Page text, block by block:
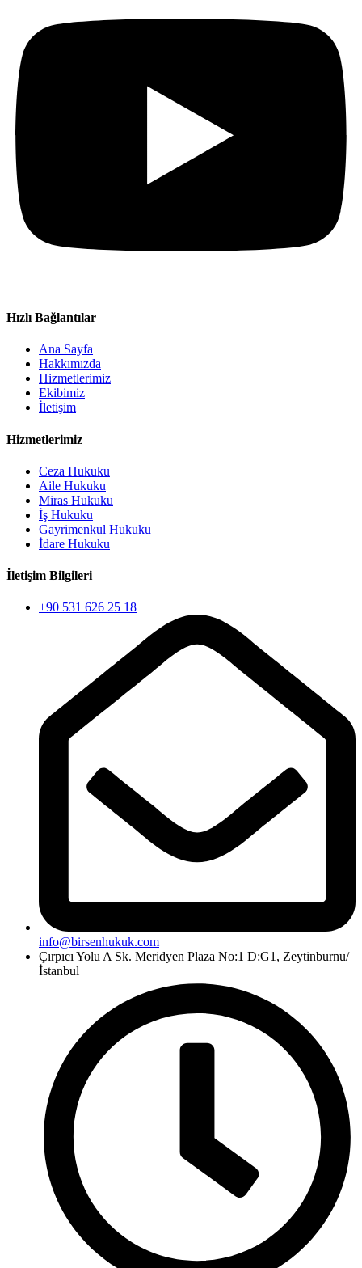
Hızlı Bağlantılar
Ana Sayfa
Hakkımızda
Hizmetlerimiz
Ekibimiz
İletişim
Hizmetlerimiz
Ceza Hukuku
Aile Hukuku
Miras Hukuku
İş Hukuku
Gayrimenkul Hukuku
İdare Hukuku
İletişim Bilgileri
+90 531 626 25 18
info@birsenhukuk.com
Çırpıcı Yolu A Sk. Meridyen Plaza No:1 D:G1, Zeytinburnu/
İstanbul